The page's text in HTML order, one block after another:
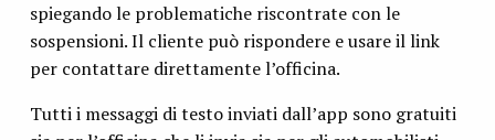
spiegando le problematiche riscontrate con le
sospensioni. Il cliente può rispondere e usare il link
per contattare direttamente l’officina.
Tutti i messaggi di testo inviati dall’app sono gratuiti